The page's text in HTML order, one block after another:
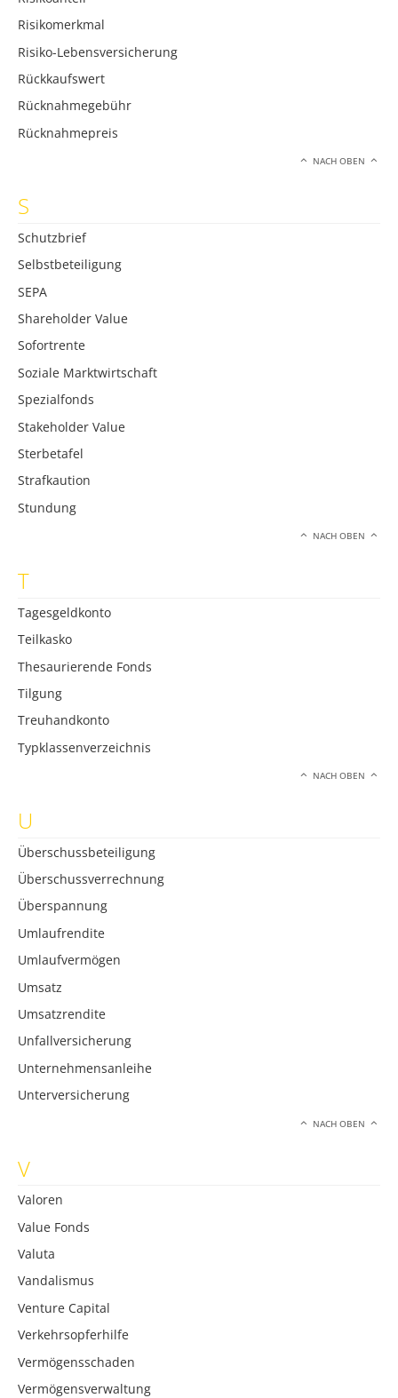
Risikomerkmal
Risiko-Lebensversicherung
Rückkaufswert
Rücknahmegebühr
Rücknahmepreis
NACH OBEN
S
Schutzbrief
Selbstbeteiligung
SEPA
Shareholder Value
Sofortrente
Soziale Marktwirtschaft
Spezialfonds
Stakeholder Value
Sterbetafel
Strafkaution
Stundung
NACH OBEN
T
Tagesgeldkonto
Teilkasko
Thesaurierende Fonds
Tilgung
Treuhandkonto
Typklassenverzeichnis
NACH OBEN
U
Überschussbeteiligung
Überschussverrechnung
Überspannung
Umlaufrendite
Umlaufvermögen
Umsatz
Umsatzrendite
Unfallversicherung
Unternehmensanleihe
Unterversicherung
NACH OBEN
V
Valoren
Value Fonds
Valuta
Vandalismus
Venture Capital
Verkehrsopferhilfe
Vermögensschaden
Vermögensverwaltung